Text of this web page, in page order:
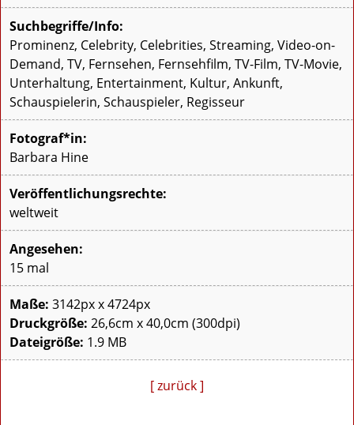
Suchbegriffe/Info:
Prominenz, Celebrity, Celebrities, Streaming, Video-on-
Demand, TV, Fernsehen, Fernsehfilm, TV-Film, TV-Movie,
Unterhaltung, Entertainment, Kultur, Ankunft,
Schauspielerin, Schauspieler, Regisseur
Fotograf*in:
Barbara Hine
Veröffentlichungsrechte:
weltweit
Angesehen:
15 mal
Maße: 3142px x 4724px
Druckgröße: 26,6cm x 40,0cm (300dpi)
Dateigröße: 1.9 MB
[ zurück ]